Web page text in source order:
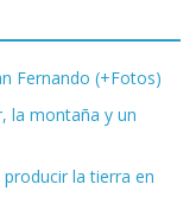
Fernando (+Fotos)
la montaña y un
la tierra en